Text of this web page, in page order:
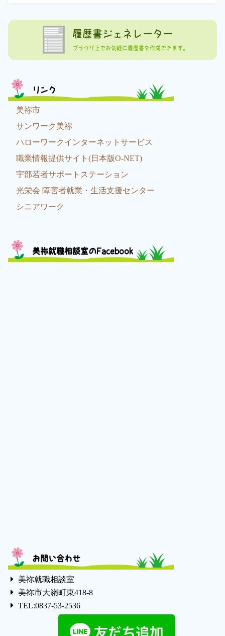
履歴書ジェネレーター
ブラウザ上でお気軽に履歴書を作成できます。
リンク
美祢市
サンワーク美祢
ハローワークインターネットサービス
職業情報提供サイト(日本版O-NET)
宇部若者サポートステーション
光栄会 障害者就業・生活支援センター
シニアワーク
美祢就職相談室のFacebook
お問い合わせ
美祢就職相談室
美祢市大嶺町東418-8
TEL:0837-53-2536